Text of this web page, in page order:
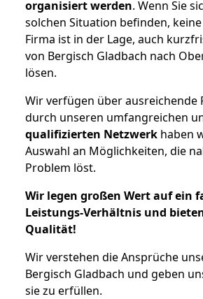
organisiert werden. Wenn Sie
solchen Situation befinden,
Firma ist in der Lage, auch
von Bergisch Gladbach nach
lösen.
Wir verfügen über ausreichende
durch unseren umfangreichen
qualifizierten Netzwerk haben
Auswahl an Möglichkeiten, die
Problem löst.
Wir legen großen Wert auf ein
Leistungs-Verhältnis und
Qualität!
Wir verstehen die Ansprüche
Bergisch Gladbach und geben
sie zu erfüllen.